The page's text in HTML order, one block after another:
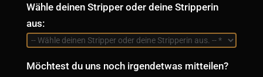
Wähle deinen Stripper oder deine Stripperin
aus:
Möchtest du uns noch irgendetwas mitteilen?